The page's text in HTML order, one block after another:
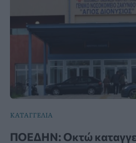
ΚΑΤΑΓΓΕΛΙΑ
ΠΟΕΔΗΝ: Οκτώ